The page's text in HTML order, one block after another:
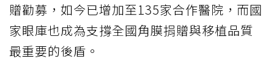
贈勸募，如今已增加至135家合作醫院，而國
家眼庫也成為支撐全國角膜捐贈與移植品質
最重要的後盾。